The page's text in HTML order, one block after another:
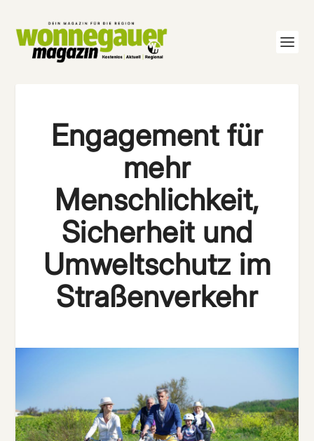
Engagement für
mehr
Menschlichkeit,
Sicherheit und
Umweltschutz im
Straßenverkehr